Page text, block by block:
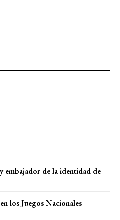
embajador de la identidad de
los Juegos Nacionales